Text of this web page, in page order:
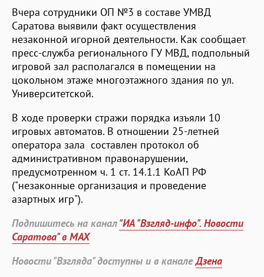
Вчера сотрудники ОП №3 в составе УМВД
Саратова выявили факт осуществления
незаконной игорной деятельности. Как сообщает
пресс-служба регионального ГУ МВД, подпольный
игровой зал располагался в помещении на
цокольном этаже многоэтажного здания по ул.
Университетской.
В ходе проверки стражи порядка изъяли 10
игровых автоматов. В отношении 25-летней
оператора зала составлен протокол об
административном правонарушении,
предусмотренном ч. 1 ст. 14.1.1 КоАП РФ
("незаконные организация и проведение
азартных игр").
Подпишитесь на канал"ИА "Взгляд-инфо". Новости
Саратова" в MAX
Новости "Взгляда" доступны и в каналеДзена